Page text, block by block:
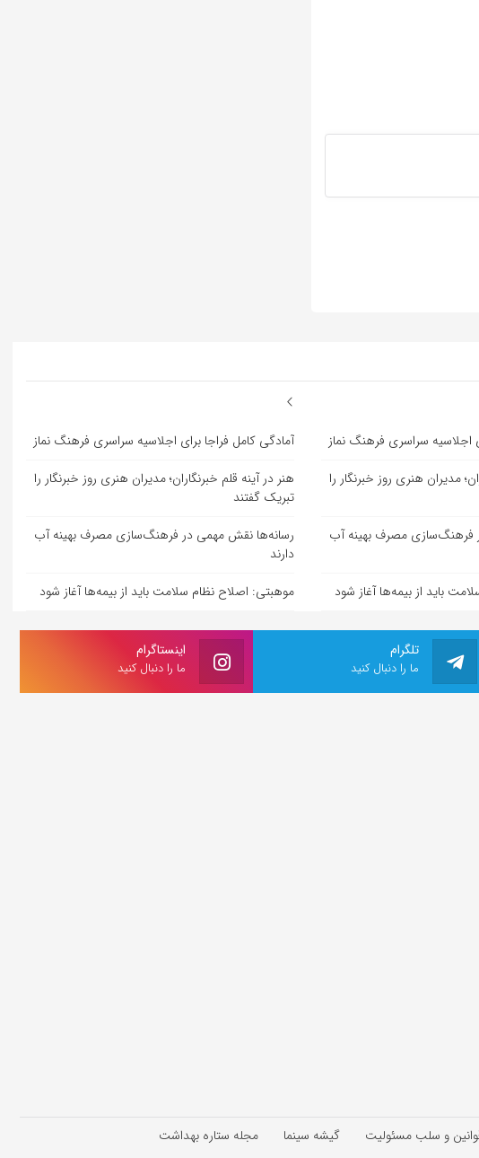
اجلاسیه سراسری فرهنگ نماز
مدیران هنری روز خبرنگار را
فرهنگ‌سازی مصرف بهینه آب
باید از بیمه‌ها آغاز شود
آمادگی کامل فراجا برای اجلاسیه سراسری فرهنگ نماز
هنر در آینه قلم خبرنگاران؛ مدیران هنری روز خبرنگار را
تبریک گفتند
رسانه‌ها نقش مهمی در فرهنگ‌سازی مصرف بهینه آب
دارند
موهبتی: اصلاح نظام سلامت باید از بیمه‌ها آغاز شود
اینستاگرام
ما را دنبال کنید
تلگرام
ما را دنبال کنید
و سلب مسئولیت گیشه سینما مجله ستاره بهداشت